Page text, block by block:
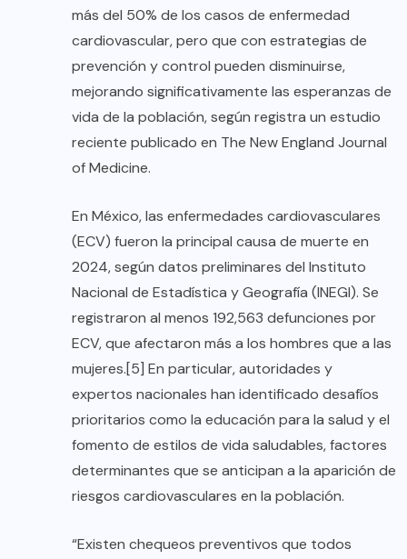
más del 50% de los casos de enfermedad
cardiovascular, pero que con estrategias de
prevención y control pueden disminuirse,
mejorando significativamente las esperanzas de
vida de la población, según registra un estudio
reciente publicado en The New England Journal
of Medicine.
En México, las enfermedades cardiovasculares
(ECV) fueron la principal causa de muerte en
2024, según datos preliminares del Instituto
Nacional de Estadística y Geografía (INEGI). Se
registraron al menos 192,563 defunciones por
ECV, que afectaron más a los hombres que a las
mujeres.[5] En particular, autoridades y
expertos nacionales han identificado desafíos
prioritarios como la educación para la salud y el
fomento de estilos de vida saludables, factores
determinantes que se anticipan a la aparición de
riesgos cardiovasculares en la población.
“Existen chequeos preventivos que todos